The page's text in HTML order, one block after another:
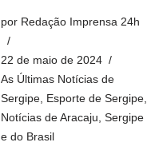
por Redação Imprensa 24h
22 de maio de 2024
As Últimas Notícias de
Sergipe, Esporte de Sergipe,
Notícias de Aracaju, Sergipe
e do Brasil